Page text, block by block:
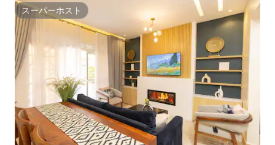
スーパーホスト
スーパーホスト